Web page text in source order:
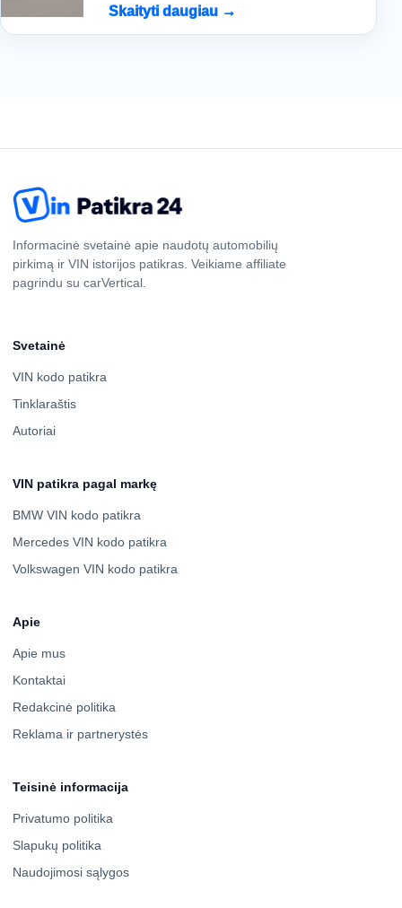
Skaityti daugiau →
Informacinė svetainė apie naudotų automobilių
pirkimą ir VIN istorijos patikras. Veikiame affiliate
pagrindu su carVertical.
Svetainė
VIN kodo patikra
Tinklaraštis
Autoriai
VIN patikra pagal markę
BMW VIN kodo patikra
Mercedes VIN kodo patikra
Volkswagen VIN kodo patikra
Apie
Apie mus
Kontaktai
Redakcinė politika
Reklama ir partnerystės
Teisinė informacija
Privatumo politika
Slapukų politika
Naudojimosi sąlygos